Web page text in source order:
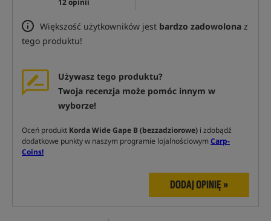
12 opinii
Większość użytkowników jest bardzo zadowolona z
tego produktu!
Używasz tego produktu?
Twoja recenzja może pomóc innym w
wyborze!
Oceń produkt Korda Wide Gape B (bezzadziorowe) i zdobądź
dodatkowe punkty w naszym programie lojalnościowymCarp-
Coins!
DODAJ OPINIĘ »